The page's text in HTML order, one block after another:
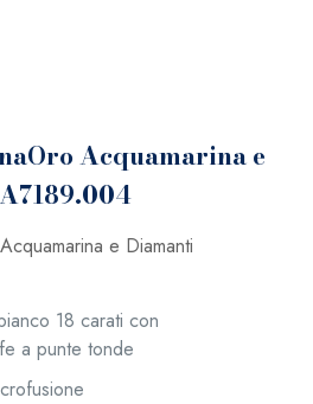
Acquamarina e
e Diamanti
18 carati con
a punte tonde